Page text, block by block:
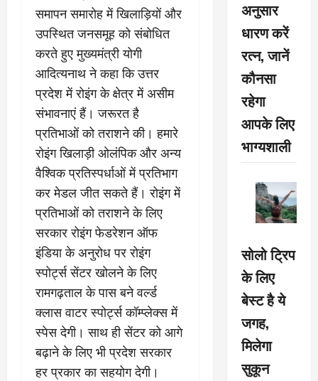
समापन समारोह में खिलाड़ियों और
उपस्थित जनसमूह को संबोधित
करते हुए मुख्यमंत्री योगी
आदित्यनाथ ने कहा कि उत्तर
प्रदेश में रोइंग के क्षेत्र में असीम
संभावनाएं हैं। जरूरत है
प्रतिभाओं को तराशने की। हमारे
रोइंग खिलाड़ी ओलंपिक और अन्य
वैश्विक प्रतिस्पर्धाओं में प्रतिभाग
कर मेडल जीत सकते हैं। रोइंग में
प्रतिभाओं को तराशने के लिए
सरकार रोइंग फेडरेशन ऑफ
इंडिया के अनुरोध पर रोइंग
स्पोर्ट्स सेंटर खोलने के लिए
रामगढ़ताल के पास बने वर्ल्ड
क्लास वाटर स्पोर्ट्स कॉम्प्लेक्स में
स्पेस देगी। साथ ही सेंटर को आगे
बढ़ाने के लिए भी प्रदेश सरकार
हर प्रकार का सहयोग देगी।
अनुसार
धारण करें
रत्न, जानें
कौनसा
रहेगा
आपके लिए
भाग्यशाली
सोलो ट्रिप
के लिए
बेस्ट है ये
जगह,
मिलेगा
सुकून